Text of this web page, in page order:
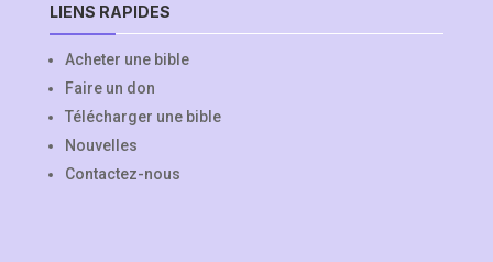
LIENS RAPIDES
Acheter une bible
Faire un don
Télécharger une bible
Nouvelles
Contactez-nous